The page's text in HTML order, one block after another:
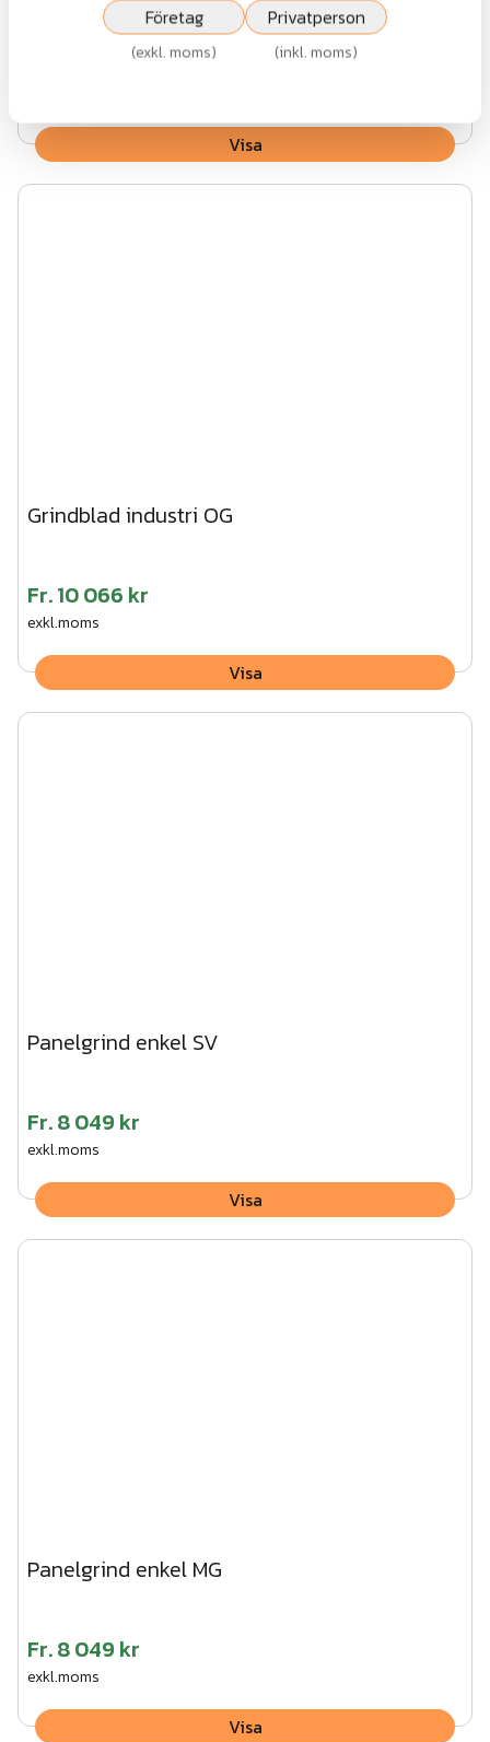
13 397 kr
Visa
Grindblad industri OG
Fr.10 066 kr
exkl.moms
Visa
Panelgrind enkel SV
Fr.8 049 kr
exkl.moms
Visa
Panelgrind enkel MG
Fr.8 049 kr
exkl.moms
Visa
Företag
(exkl. moms)
Privatperson
(inkl. moms)